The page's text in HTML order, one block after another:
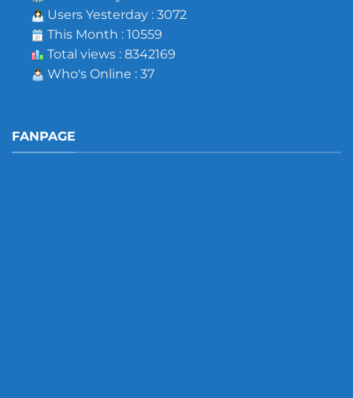
Users Yesterday : 3072
This Month : 10559
Total views : 8342169
Who's Online : 37
FANPAGE